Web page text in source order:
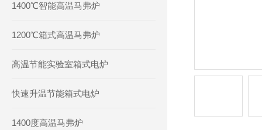
1400℃智能高温马弗炉
1200℃箱式高温马弗炉
高温节能实验室箱式电炉
快速升温节能箱式电炉
1400度高温马弗炉